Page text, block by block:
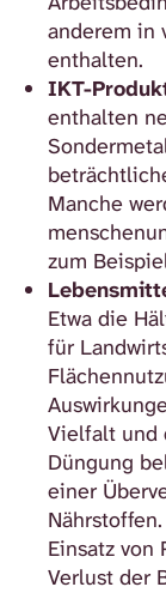
anderem in
enthalten.
IKT-
enthalten
Manche
zum
Etwa die
für
Vielfalt und
Düngung
einer
Einsatz von
Verlust der